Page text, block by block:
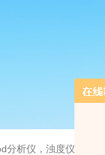
析仪，浊度仪，bod